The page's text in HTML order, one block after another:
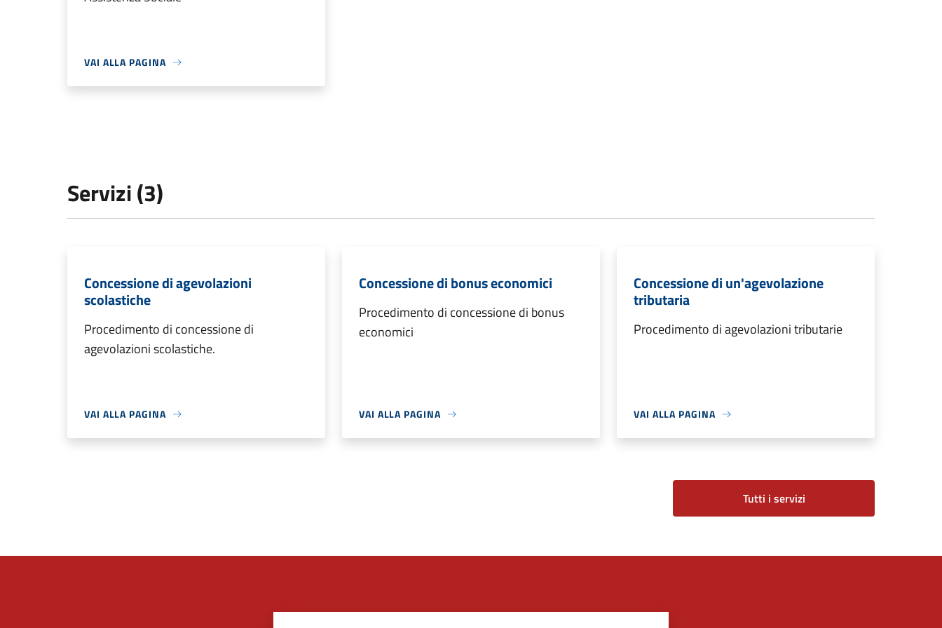
VAI ALLA PAGINA
Servizi (3)
Concessione di agevolazioni
scolastiche
Procedimento di concessione di
agevolazioni scolastiche.
VAI ALLA PAGINA
Concessione di bonus economici
Procedimento di concessione di bonus
economici
VAI ALLA PAGINA
Concessione di un'agevolazione
tributaria
Procedimento di agevolazioni tributarie
VAI ALLA PAGINA
Tutti i servizi